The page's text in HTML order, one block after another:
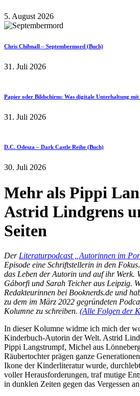
5. August 2026
Chris Chibnall – Septembermord (Buch)
31. Juli 2026
Papier oder Bildschirm: Was digitale Unterhaltung mit
31. Juli 2026
D.C. Odesza – Dark Castle Reihe (Buch)
30. Juli 2026
Mehr als Pippi
Astrid Lindgrens
Seiten
Der Literaturpodcast „Autorinnen im
Episode eine Schriftstellerin in den Fokus.
das Leben der Autorin und auf ihr Werk.
Gáborfi und Sarah Teicher aus Leipzig.
Redakteurinnen bei Booknerds.de und
zu dem im März 2022 gegründeten
Kolumne zu schreiben. (Alle Folgen der
In dieser Kolumne widme ich mich der
Kinderbuch-Autorin der Welt. Astrid
Pippi Langstrumpf, Michel aus
Räubertochter prägen ganze
Ikone der Kinderliteratur wurde,
voller Herausforderungen, traf mutige
in dunklen Zeiten gegen das Vergessen